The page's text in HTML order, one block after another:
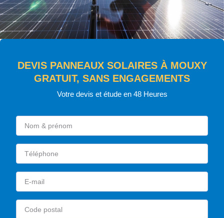
DEVIS PANNEAUX SOLAIRES À MOUXY
GRATUIT, SANS ENGAGEMENTS
Votre devis et étude en 48 Heures